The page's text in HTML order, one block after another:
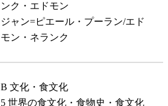
ンク・エドモン
ジャン=ピエール・プーラン/エド
モン・ネランク
B 文化・食文化
5 世界の食文化・食物史・食文化